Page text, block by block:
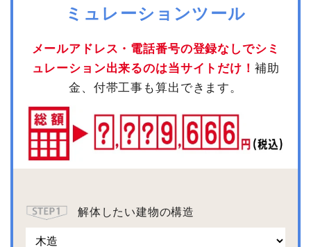
ミュレーションツール
メールアドレス・電話番号の登録なしでシミ
ュレーション出来るのは当サイトだけ！ 補助
金、付帯工事も算出できます。
解体したい建物の構造